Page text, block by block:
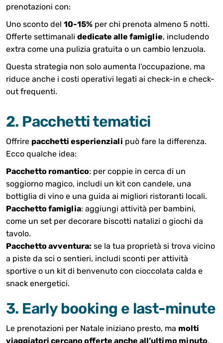
prenotazioni con:
Uno sconto del 10-15% per chi prenota almeno 5 notti.
Offerte settimanali dedicate alle famiglie, includendo
extra come una pulizia gratuita o un cambio lenzuola.
Questa strategia non solo aumenta l’occupazione, ma
riduce anche i costi operativi legati ai check-in e check-
out frequenti.
2. Pacchetti tematici
Offrire pacchetti esperienziali può fare la differenza.
Ecco qualche idea:
Pacchetto romantico: per coppie in cerca di un
soggiorno magico, includi un kit con candele, una
bottiglia di vino e una guida ai migliori ristoranti locali.
Pacchetto famiglia: aggiungi attività per bambini,
come un set per decorare biscotti natalizi o giochi da
tavolo.
Pacchetto avventura: se la tua proprietà si trova vicino
a piste da sci o sentieri, includi sconti per attività
sportive o un kit di benvenuto con cioccolata calda e
snack energetici.
3. Early booking e last-minute
Le prenotazioni per Natale iniziano presto, ma molti
viaggiatori cercano offerte anche all’ultimo minuto.